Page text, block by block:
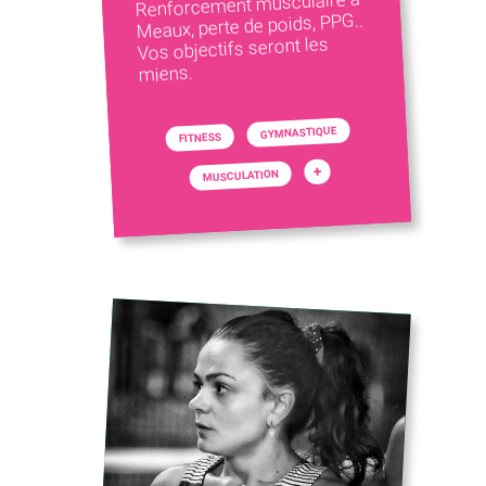
Meaux, perte de poids, PPG..
Vos objectifs seront les
miens.
FITNESS GYMNASTIQUE
MUSCULATION +